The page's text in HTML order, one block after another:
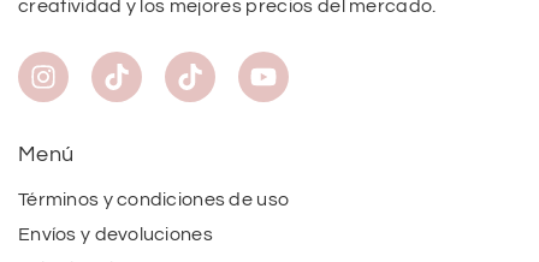
creatividad y los mejores precios del mercado.
Menú
Términos y condiciones de uso
Envíos y devoluciones